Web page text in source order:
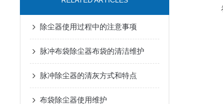
除尘器使用过程中的注意事项
脉冲布袋除尘器布袋的清洁维护
脉冲除尘器的清灰方式和特点
布袋除尘器使用维护